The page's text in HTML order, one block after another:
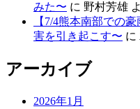
みた〜 に 野村芳雄
【7/4熊本南部での
害を引き起こす〜 に
アーカイブ
2026年1月